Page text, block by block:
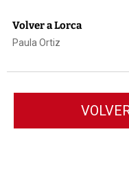
Volver a Lorca
Paula Ortiz